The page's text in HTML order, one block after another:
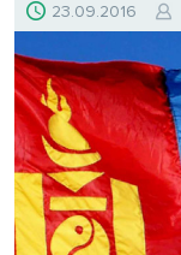
23.09.2016